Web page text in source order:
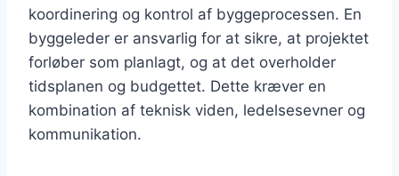
koordinering og kontrol af byggeprocessen. En
byggeleder er ansvarlig for at sikre, at projektet
forløber som planlagt, og at det overholder
tidsplanen og budgettet. Dette kræver en
kombination af teknisk viden, ledelsesevner og
kommunikation.